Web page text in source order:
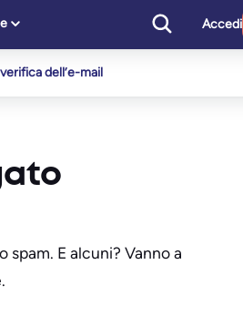
Accedi
dell’e-mail
E alcuni? Vanno a